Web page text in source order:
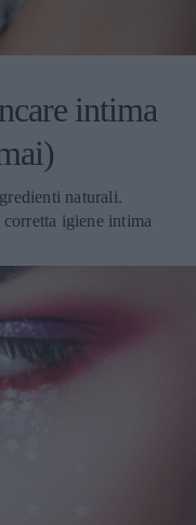
intima
naturali.
igiene intima